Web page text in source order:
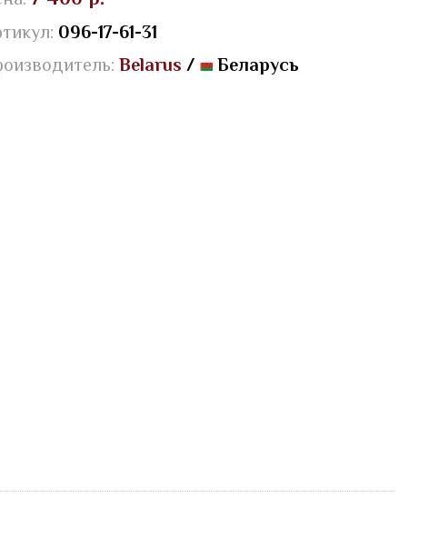
096-17-61-31
Belarus / Беларусь